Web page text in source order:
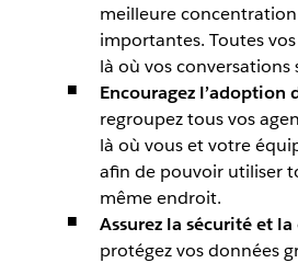
meilleure
importantes. Toutes
là où vos conversations
Encouragez l’adoption
regroupez tous vos
là où vous et votre
afin de pouvoir utiliser
même endroit.
Assurez la sécurité et
protégez vos données